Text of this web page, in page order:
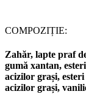
COMPOZIȚIE:
Zahăr, lapte praf
gumă xantan,
acizilor grași,
acizilor grași,